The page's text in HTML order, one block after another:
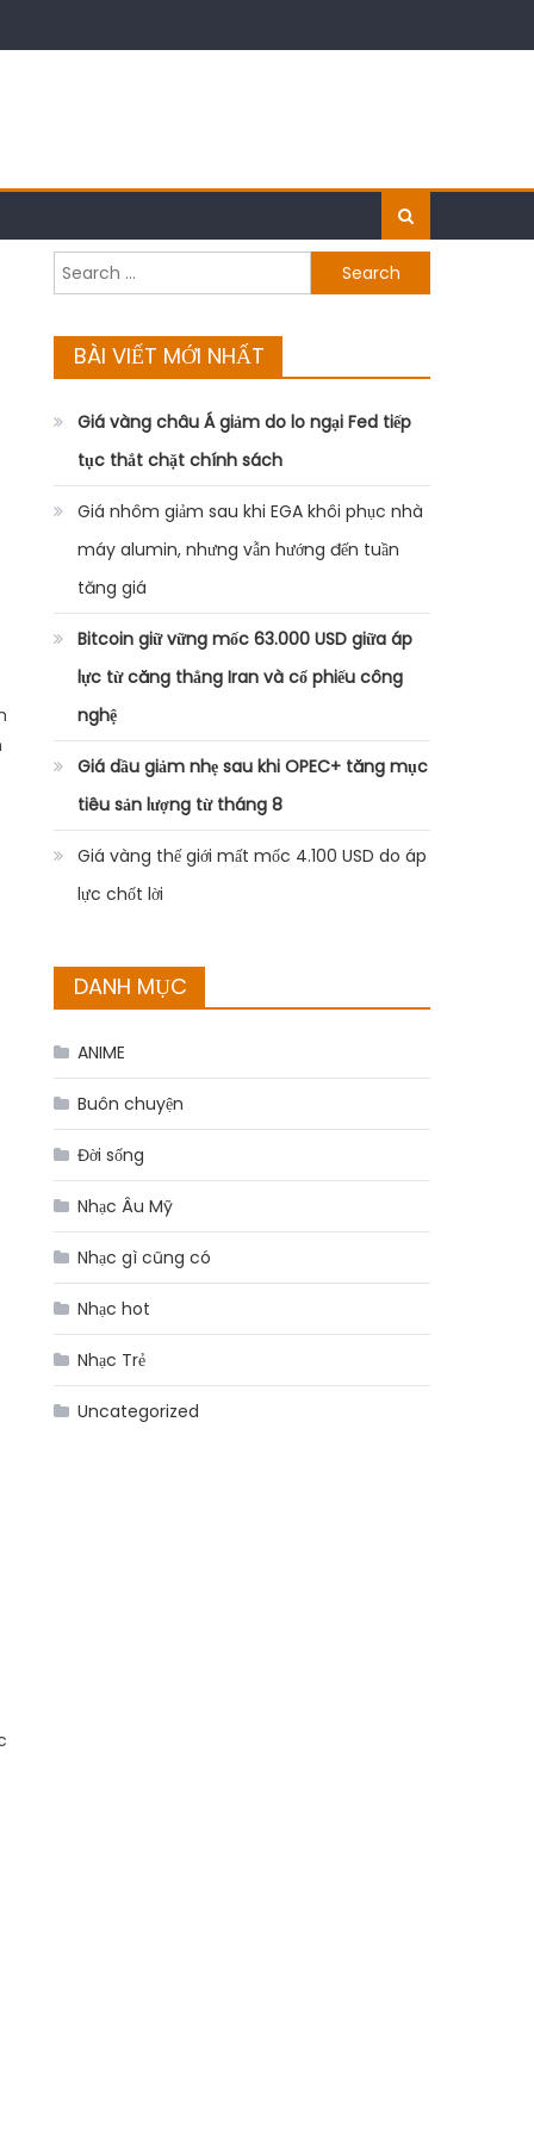
Search
for:
BÀI VIẾT MỚI NHẤT
Giá vàng châu Á giảm do lo ngại Fed tiếp
tục thắt chặt chính sách
Giá nhôm giảm sau khi EGA khôi phục nhà
máy alumin, nhưng vẫn hướng đến tuần
tăng giá
Bitcoin giữ vững mốc 63.000 USD giữa áp
lực từ căng thẳng Iran và cổ phiếu công
nghệ
Giá dầu giảm nhẹ sau khi OPEC+ tăng mục
tiêu sản lượng từ tháng 8
Giá vàng thế giới mất mốc 4.100 USD do áp
lực chốt lời
DANH MỤC
ANIME
Buôn chuyện
Đời sống
Nhạc Âu Mỹ
Nhạc gì cũng có
Nhạc hot
Nhạc Trẻ
Uncategorized